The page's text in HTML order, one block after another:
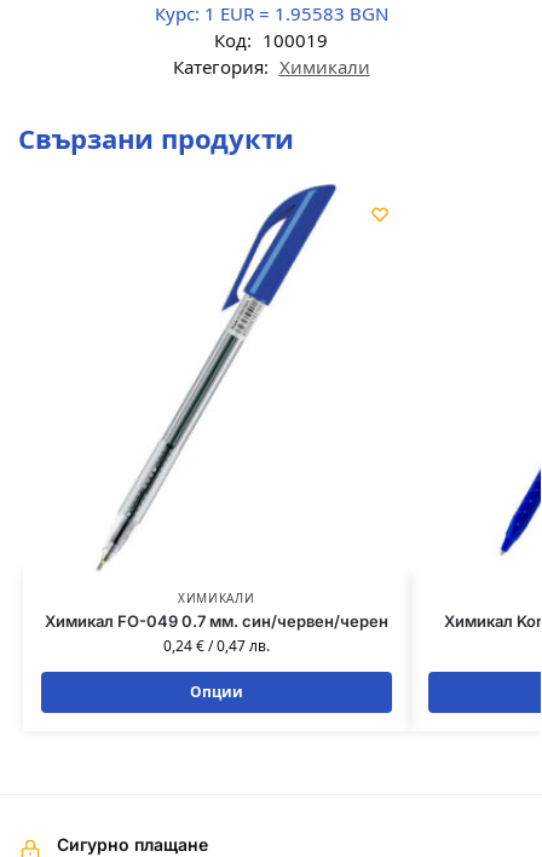
Курс: 1 EUR = 1.95583 BGN
Код: 100019
Категория: Химикали
Свързани продукти
ХИМИКАЛИ
Химикал FO-049 0.7 мм. син/червен/черен
0,24€/0,47лв.
Опции
Химикал
Сигурно плащане